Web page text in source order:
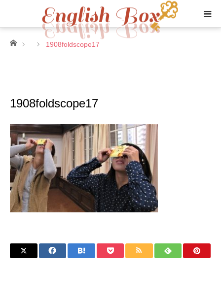
ホーム 1908foldscope17
1908foldscope17